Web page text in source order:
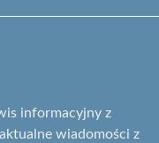
informacyjny z
wiadomości z